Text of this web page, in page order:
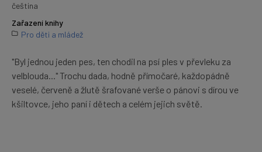
čeština
Zařazení knihy
Pro děti a mládež
"Byl jednou jeden pes, ten chodil na psí ples v převleku za
velblouda..." Trochu dada, hodně přímočaré, každopádně
veselé, červeně a žlutě šrafované verše o pánovi s dírou ve
kšiltovce, jeho paní i dětech a celém jejich světě.